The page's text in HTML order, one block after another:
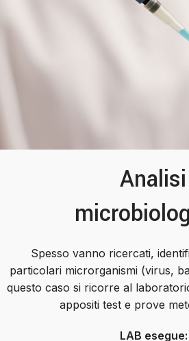
Analisi
Spesso vanno ricercati,
particolari microrganismi (virus,
questo caso si ricorre al
appositi test e prove
LAB esegue: